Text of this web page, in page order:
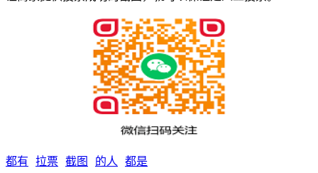
都有 拉票 截图 的人 都是